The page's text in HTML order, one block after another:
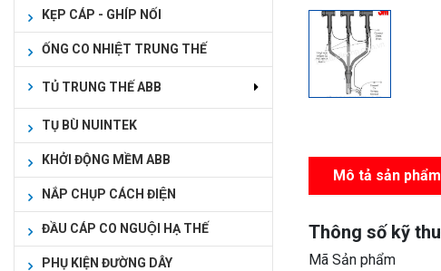
KẸP CÁP - GHÍP NỐI
ỐNG CO NHIỆT TRUNG THẾ
TỦ TRUNG THẾ ABB
TỤ BÙ NUINTEK
KHỞI ĐỘNG MỀM ABB
NẮP CHỤP CÁCH ĐIỆN
ĐẦU CÁP CO NGUỘI HẠ THẾ
PHỤ KIỆN ĐƯỜNG DÂY
Mô tả sản phẩm
Thông số kỹ
Mã Sản phẩm